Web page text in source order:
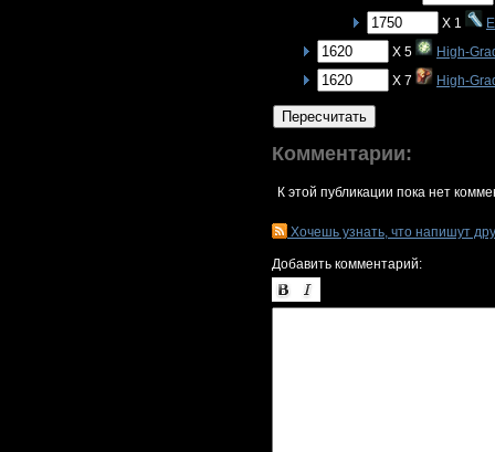
X 1
X 5
High-
X 7
High-
Пересчитать
Комментарии:
К этой публикации пока нет
Хочешь узнать, что напишут
Добавить комментарий: